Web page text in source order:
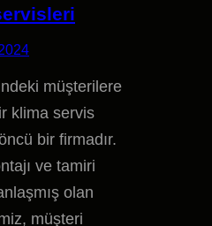
müşterilere
klima servis
bir firmadır.
ve tamiri
olan
müşteri